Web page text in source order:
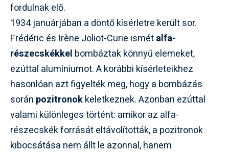
fordulnak elő.
1934 januárjában a döntő kísérletre került sor.
Frédéric és Irène Joliot-Curie ismétalfa-
részecskékkel bombáztak könnyű elemeket,
ezúttal alumíniumot. A korábbi kísérleteikhez
hasonlóan azt figyelték meg, hogy a bombázás
során pozitronokkeletkeznek. Azonban ezúttal
valami különleges történt: amikor az alfa-
részecskék forrását eltávolították, a pozitronok
kibocsátása nem állt le azonnal, hanem